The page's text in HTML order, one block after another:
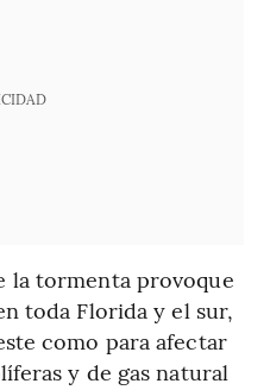
la tormenta provoque
toda Florida y el sur,
como para afectar
y de gas natural